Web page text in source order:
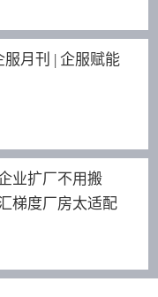
服月刊 | 企服赋能
业扩厂不用搬
梯度厂房太适配